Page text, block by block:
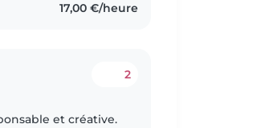
17,00 €/heure
2
et créative.